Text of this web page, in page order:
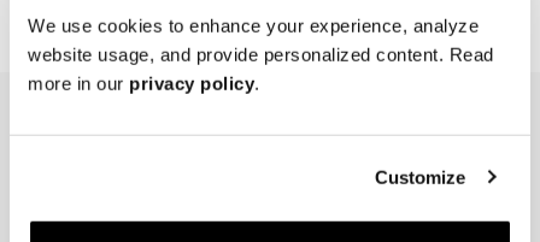
We use cookies to enhance your experience, analyze
website usage, and provide personalized content. Read
more in our privacy policy.
Customize
NEWSLETTER